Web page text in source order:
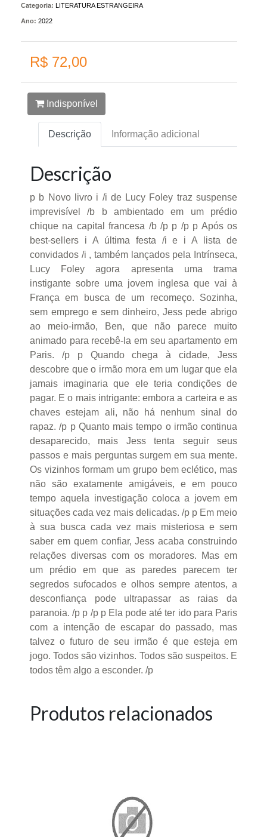
Categoria: LITERATURA ESTRANGEIRA
Ano: 2022
R$ 72,00
Indisponível
Descrição Informação adicional
Descrição
p b Novo livro i /i de Lucy Foley traz suspense
imprevisível /b b ambientado em um prédio
chique na capital francesa /b /p p /p p Após os
best-sellers i A última festa /i e i A lista de
convidados /i , também lançados pela Intrínseca,
Lucy Foley agora apresenta uma trama
instigante sobre uma jovem inglesa que vai à
França em busca de um recomeço. Sozinha,
sem emprego e sem dinheiro, Jess pede abrigo
ao meio-irmão, Ben, que não parece muito
animado para recebê-la em seu apartamento em
Paris. /p p Quando chega à cidade, Jess
descobre que o irmão mora em um lugar que ela
jamais imaginaria que ele teria condições de
pagar. E o mais intrigante: embora a carteira e as
chaves estejam ali, não há nenhum sinal do
rapaz. /p p Quanto mais tempo o irmão continua
desaparecido, mais Jess tenta seguir seus
passos e mais perguntas surgem em sua mente.
Os vizinhos formam um grupo bem eclético, mas
não são exatamente amigáveis, e em pouco
tempo aquela investigação coloca a jovem em
situações cada vez mais delicadas. /p p Em meio
à sua busca cada vez mais misteriosa e sem
saber em quem confiar, Jess acaba construindo
relações diversas com os moradores. Mas em
um prédio em que as paredes parecem ter
segredos sufocados e olhos sempre atentos, a
desconfiança pode ultrapassar as raias da
paranoia. /p p /p p Ela pode até ter ido para Paris
com a intenção de escapar do passado, mas
talvez o futuro de seu irmão é que esteja em
jogo. Todos são vizinhos. Todos são suspeitos. E
todos têm algo a esconder. /p
Produtos relacionados